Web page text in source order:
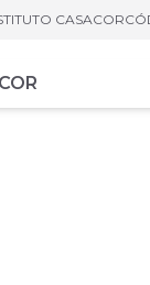
CASACOR